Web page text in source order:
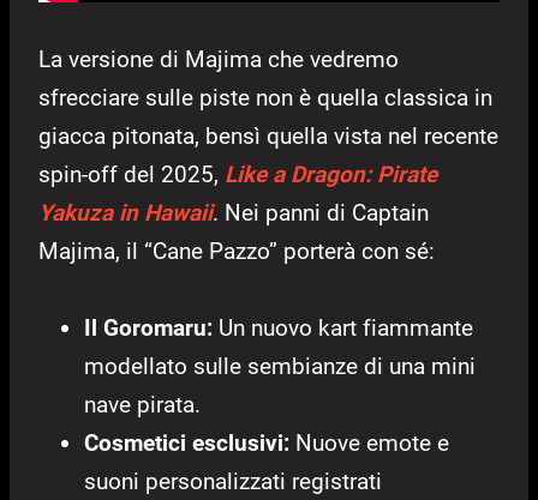
La versione di Majima che vedremo
sfrecciare sulle piste non è quella classica in
giacca pitonata, bensì quella vista nel recente
spin-off del 2025, Like a Dragon: Pirate
Yakuza in Hawaii. Nei panni di Captain
Majima, il “Cane Pazzo” porterà con sé:
Il Goromaru: Un nuovo kart fiammante
modellato sulle sembianze di una mini
nave pirata.
Cosmetici esclusivi: Nuove emote e
suoni personalizzati registrati